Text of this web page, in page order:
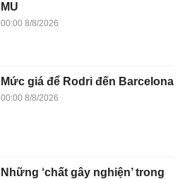
MU
00:00 8/8/2026
Mức giá để Rodri đến Barcelona
00:00 8/8/2026
Những ‘chất gây nghiện’ trong